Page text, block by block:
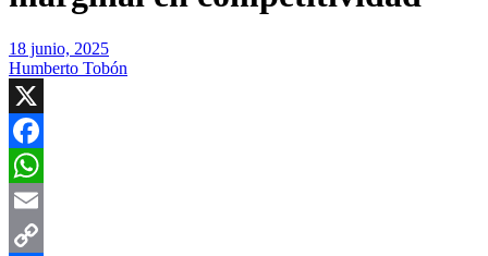
18 junio, 2025
Humberto Tobón
X
Facebook
WhatsApp
Email